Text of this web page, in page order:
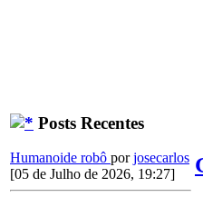
Posts Recentes
Humanoide robô porjosecarlos
[05 de Julho de 2026, 19:27]